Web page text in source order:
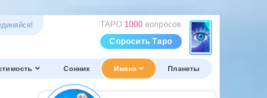
ТАРО 1000 вопросов
Спросить Таро
Сонник Имена Планеты